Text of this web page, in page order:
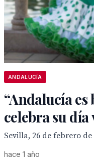
ANDALUCÍA
“Andalucía es
celebra su día
Sevilla, 26 de febrero de
hace 1 año